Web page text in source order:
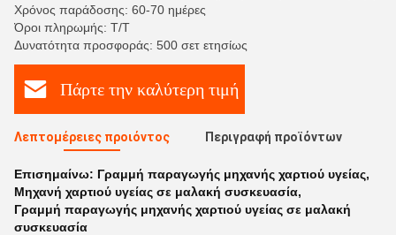
Χρόνος παράδοσης: 60-70 ημέρες
Όροι πληρωμής: Τ/Τ
Δυνατότητα προσφοράς: 500 σετ ετησίως
Πάρτε την καλύτερη τιμή
Λεπτομέρειες προιόντος Περιγραφή προϊόντων
Επισημαίνω: Γραμμή παραγωγής μηχανής χαρτιού υγείας,
Μηχανή χαρτιού υγείας σε μαλακή συσκευασία,
Γραμμή παραγωγής μηχανής χαρτιού υγείας σε μαλακή
συσκευασία